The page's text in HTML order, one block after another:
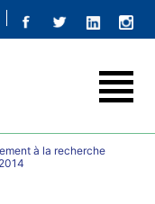
à la recherche